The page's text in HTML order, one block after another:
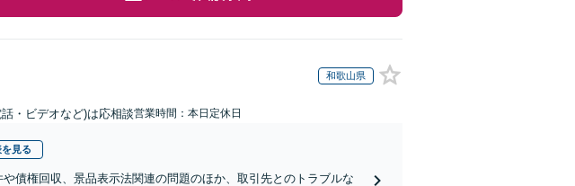
和歌山県
・ビデオなど)は応相談営業時間：本日定休日
見る
債権回収、景品表示法関連の問題のほか、取引先とのトラブルな